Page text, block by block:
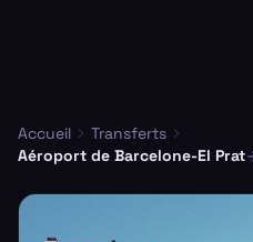
Accueil
Transferts
Aéroport de Barcelone-El Prat